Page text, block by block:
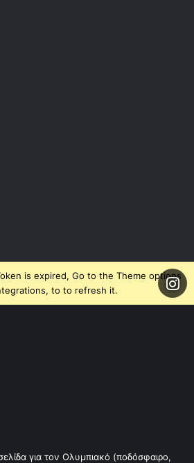
is expired, Go to the Theme options
to to refresh it.
για τον Ολυμπιακό (ποδόσφαιρο,